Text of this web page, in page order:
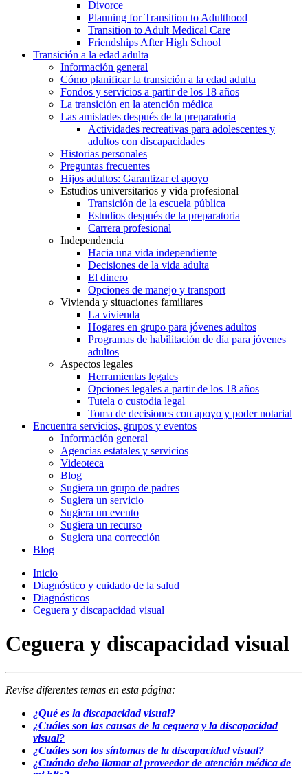
Divorce
Planning for Transition to Adulthood
Transition to Adult Medical Care
Friendships After High School
Transición a la edad adulta
Información general
Cómo planificar la transición a la edad adulta
Fondos y servicios a partir de los 18 años
La transición en la atención médica
Las amistades después de la preparatoria
Actividades recreativas para adolescentes y
adultos con discapacidades
Historias personales
Preguntas frecuentes
Hijos adultos: Garantizar el apoyo
Estudios universitarios y vida profesional
Transición de la escuela pública
Estudios después de la preparatoria
Carrera profesional
Independencia
Hacia una vida independiente
Decisiones de la vida adulta
El dinero
Opciones de manejo y transport
Vivienda y situaciones familiares
La vivienda
Hogares en grupo para jóvenes adultos
Programas de habilitación de día para jóvenes
adultos
Aspectos legales
Herramientas legales
Opciones legales a partir de los 18 años
Tutela o custodia legal
Toma de decisiones con apoyo y poder notarial
Encuentra servicios, grupos y eventos
Información general
Agencias estatales y servicios
Videoteca
Blog
Sugiera un grupo de padres
Sugiera un servicio
Sugiera un evento
Sugiera un recurso
Sugiera una corrección
Blog
Inicio
Diagnóstico y cuidado de la salud
Diagnósticos
Ceguera y discapacidad visual
Ceguera y discapacidad visual
Revise diferentes temas en esta página:
¿Qué es la discapacidad visual?
¿Cuáles son las causas de la ceguera y la discapacidad
visual?
¿Cuáles son los síntomas de la discapacidad visual?
¿Cuándo debo llamar al proveedor de atención médica de